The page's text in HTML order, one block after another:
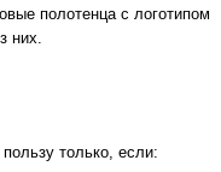
полотенца с логотипом
них.
только, если: